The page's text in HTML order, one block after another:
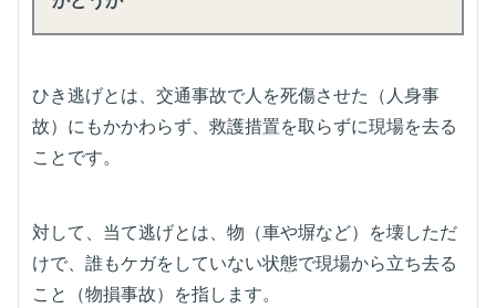
ひき逃げとは、交通事故で人を死傷させた（人身事
故）にもかかわらず、救護措置を取らずに現場を去る
ことです。
対して、当て逃げとは、物（車や塀など）を壊しただ
けで、誰もケガをしていない状態で現場から立ち去る
こと（物損事故）を指します。